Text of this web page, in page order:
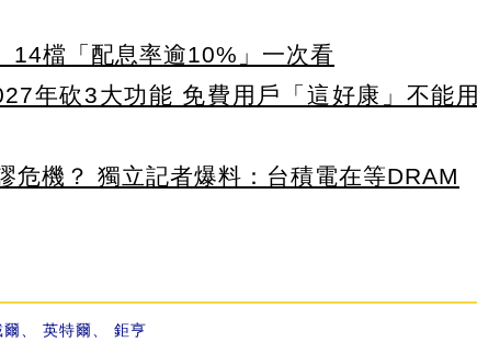
14檔「配息率逾10%」一次看
年砍3大功能 免費用戶「這好康」不能用
危機？ 獨立記者爆料：台積電在等DRAM
爾 英特爾 鉅亨